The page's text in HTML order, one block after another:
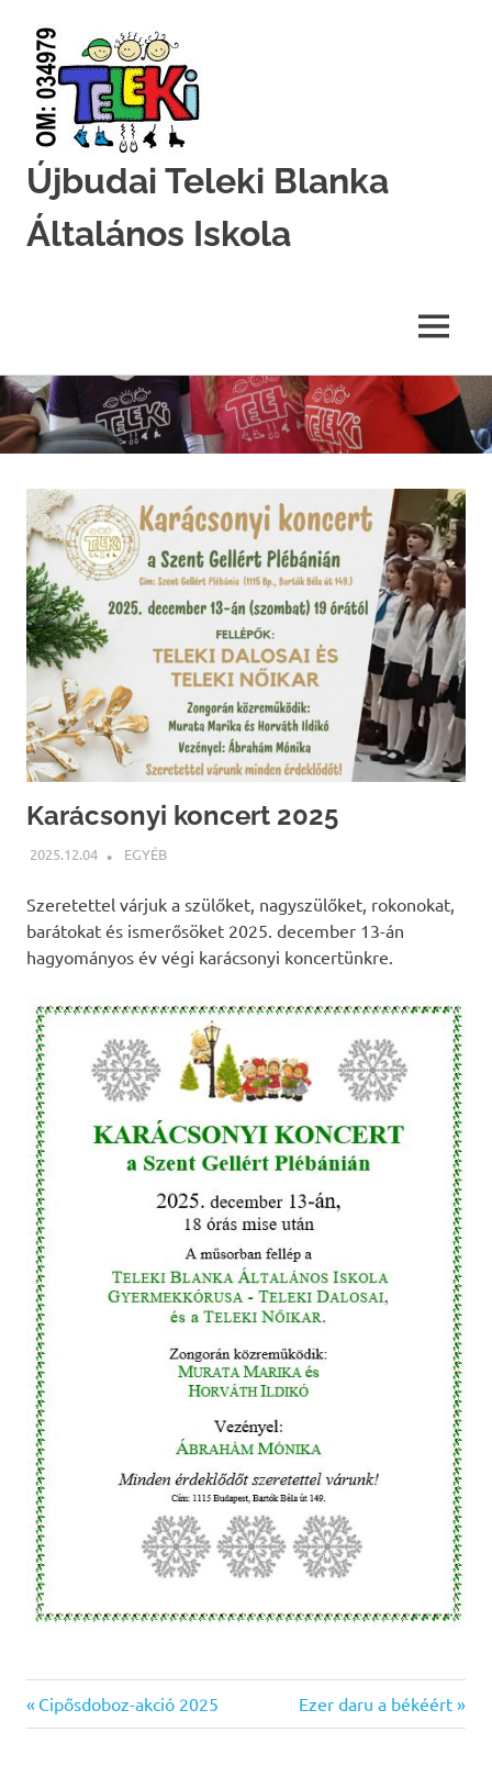
Skip
to
content
Újbudai Teleki Blanka
Általános Iskola
MENU
Karácsonyi koncert 2025
2025.12.04 BÁRTFAI JUDIT
EGYÉB
Szeretettel várjuk a szülőket, nagyszülőket, rokonokat,
barátokat és ismerősöket 2025. december 13-án
hagyományos év végi karácsonyi koncertünkre.
Bejegyzés
Previous
Post:
Cipősdoboz-akció 2025
Next
Post:
Ezer daru a békéért